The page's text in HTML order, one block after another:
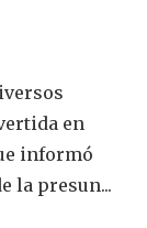
en
informó
la presun...